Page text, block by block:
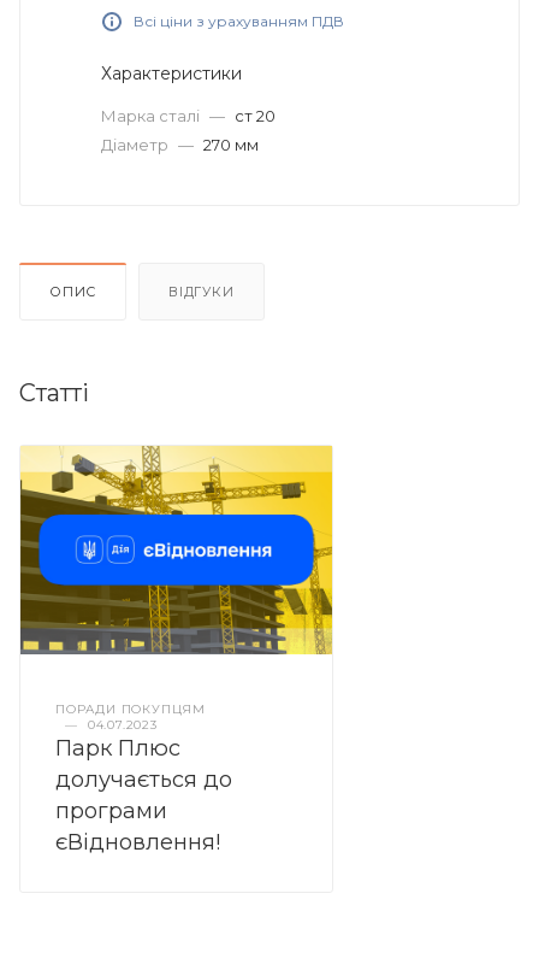
Всі ціни з урахуванням ПДВ
Характеристики
Марка сталі — ст 20
Діаметр — 270 мм
ОПИС ВІДГУКИ
Статті
ПОРАДИ ПОКУПЦЯМ
—
04.07.2023
Парк Плюс
долучається до
програми
єВідновлення!